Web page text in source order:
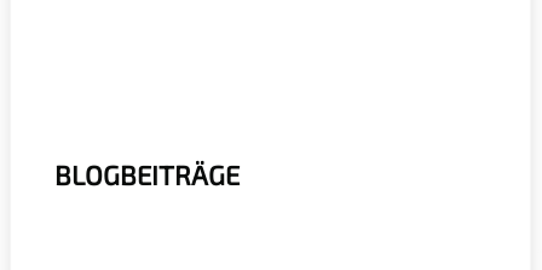
BLOGBEITRÄGE